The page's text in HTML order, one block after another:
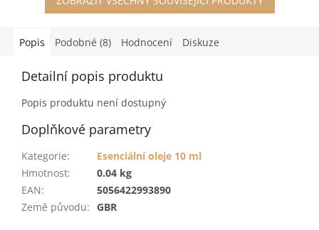
Popis Podobné (8) Hodnocení Diskuze
Detailní popis produktu
Popis produktu není dostupný
Doplňkové parametry
Kategorie:
Esenciální oleje 10 ml
Hmotnost:
0.04 kg
EAN:
5056422993890
Země původu: GBR